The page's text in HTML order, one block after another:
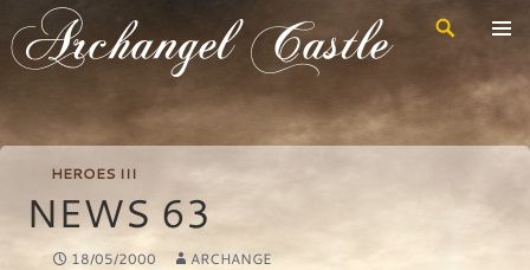
Archangel Castle
Recherche
Aller
contenu
principal
HEROES III
NEWS 63
18/05/2000 ARCHANGE